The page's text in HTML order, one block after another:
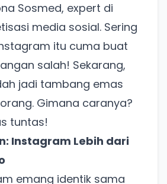
Sosmed, expert di
media sosial. Sering
itu cuma buat
salah! Sekarang,
jadi tambang emas
Gimana caranya?
tuntas!
Instagram Lebih dari
emang identik sama